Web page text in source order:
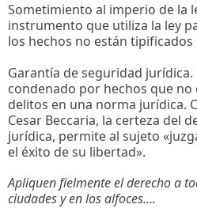
Sometimiento al imperio de la
instrumento que utiliza la ley
los hechos no están
Garantía de seguridad
condenado por hechos que
delitos en una norma jurídica.
Cesar Beccaria, la certeza del
jurídica, permite al sujeto
el éxito de su libertad».
Apliquen fielmente el derecho a
ciudades y en los alfoces….